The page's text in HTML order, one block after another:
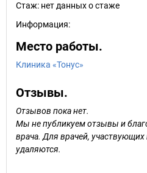
Стаж: нет данных о стаже
Информация:
Место работы.
Клиника «Тонус»
Отзывы.
Отзывов пока нет.
Мы не публикуем отзывы и
врача. Для врачей,
удаляются.